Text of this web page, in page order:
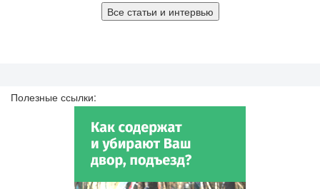
Все статьи и интервью
Полезные ссылки: